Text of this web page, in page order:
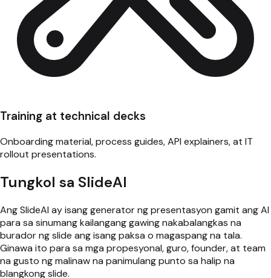
Training at technical decks
Onboarding material, process guides, API explainers, at IT
rollout presentations.
Tungkol sa SlideAI
Ang SlideAI ay isang generator ng presentasyon gamit ang AI
para sa sinumang kailangang gawing nakabalangkas na
burador ng slide ang isang paksa o magaspang na tala.
Ginawa ito para sa mga propesyonal, guro, founder, at team
na gusto ng malinaw na panimulang punto sa halip na
blangkong slide.